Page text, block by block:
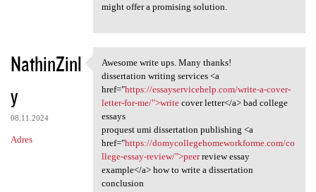
might offer a promising solution.
NathinZinl
y
08.11.2024
Adres
Awesome write ups. Many
Awesome write ups. Many thanks!
dissertation writing services <a
href="https://essayservicehelp.com/write-a-cover-
letter-for-me/">writecover letter</a> bad college
essays
proquest umi dissertation publishing <a
href="https://domycollegehomeworkforme.com/co
llege-essay-review/">peerreview essay
example</a> how to write a dissertation
conclusion